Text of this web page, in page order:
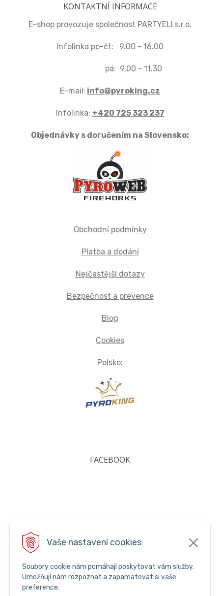
Vaše nastavení cookies
Soubory cookie nám pomáhají poskytovat vám služby.
Umožňují nám rozpoznat a zapamatovat si vaše
preference.
KONTAKTNÍ INFORMACE
E-shop provozuje společnost PARTYELI s.r.o.
Infolinka po-čt: 9.00 - 16.00
pá: 9.00 - 11.30
E-mail: info@pyroking.cz
Infolinka: +420 725 323 237
Objednávky s doručením na Slovensko:
Obchodní podmínky
Platba a dodání
Nejčastější dotazy
Bezpečnost a prevence
Blog
Cookies
Polsko:
FACEBOOK